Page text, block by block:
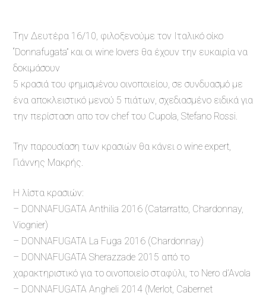
Tην Δευτέρα 16/10, φιλοξενούμε τον Ιταλικό οίκο
“Donnafugata” και οι wine lovers θα έχουν την ευκαιρία να
δοκιμάσουν
5 κρασιά του φημισμένου οινοποιείου, σε συνδυασμό με
ένα αποκλειστικό μενού 5 πιάτων, σχεδιασμένο ειδικά για
την περίστασn απο τον chef του Cupola, Stefano Rossi.
Την παρουσίαση των κρασιών θα κάνει ο wine expert,
Γιάννης Μακρής.
Η λίστα κρασιών:
– DONNAFUGATA Anthilia 2016 (Catarratto, Chardonnay,
Viognier)
– DONNAFUGATA La Fuga 2016 (Chardonnay)
– DONNAFUGATA Sherazzade 2015 από το
χαρακτηριστικό για το οινοποιείο σταφύλι, το Nero d’Avola
– DONNAFUGATA Angheli 2014 (Merlot, Cabernet